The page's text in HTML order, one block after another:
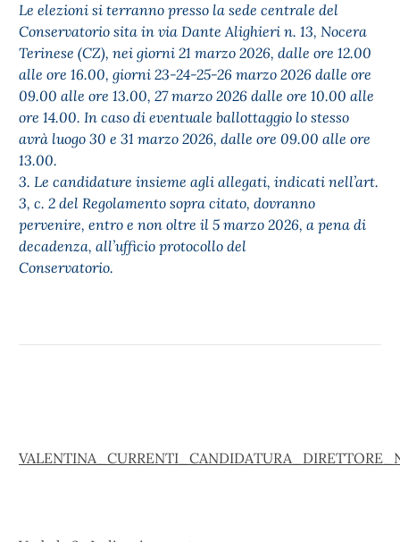
Le elezioni si terranno presso la sede centrale del
Conservatorio sita in via Dante Alighieri n. 13, Nocera
Terinese (CZ), nei giorni 21 marzo 2026, dalle ore 12.00
alle ore 16.00, giorni 23-24-25-26 marzo 2026 dalle ore
09.00 alle ore 13.00, 27 marzo 2026 dalle ore 10.00 alle
ore 14.00. In caso di eventuale ballottaggio lo stesso
avrà luogo 30 e 31 marzo 2026, dalle ore 09.00 alle ore
13.00.
3. Le candidature insieme agli allegati, indicati nell’art.
3, c. 2 del Regolamento sopra citato, dovranno
pervenire, entro e non oltre il 5 marzo 2026, a pena di
decadenza, all’ufficio protocollo del
Conservatorio.